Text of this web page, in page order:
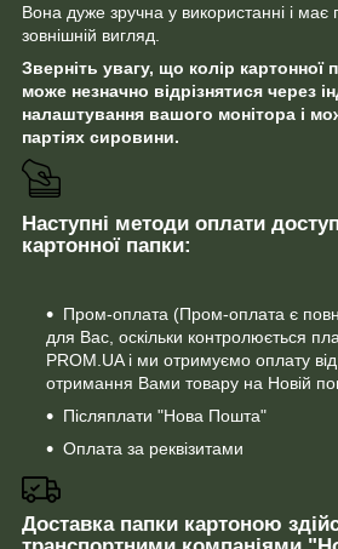
Вона дуже зручна у використанні і має
зовнішній вигляд.
Зверніть увагу, що колір картонної
може незначно відрізнятися через
налаштування вашого монітора і
партіях сировини.
Наступні методи оплати
картонної папки:
Пром-оплата (Пром-оплата є
для Вас, оскільки контролюється
PROM.UA і ми отримуємо оплату від
отримання Вами товару на Новій
Післяплати "Нова Пошта"
Оплата за реквізитами
Доставка папки картоною